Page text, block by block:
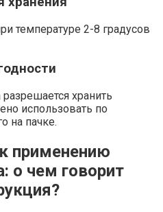
температуре 2-8 градусов
хранить
использовать по
на пачке.
применению
о чем говорит